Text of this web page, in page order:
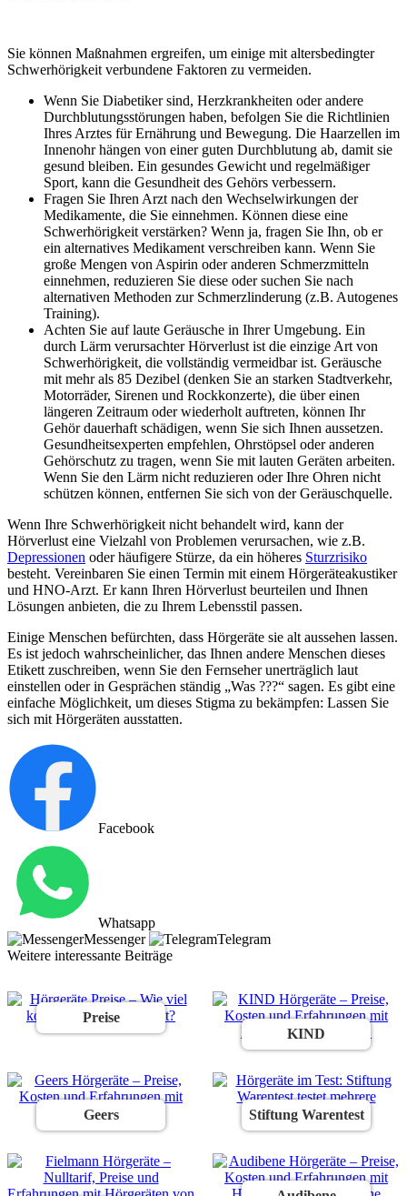
Sie können Maßnahmen ergreifen, um einige mit altersbedingter
Schwerhörigkeit verbundene Faktoren zu vermeiden.
Wenn Sie Diabetiker sind, Herzkrankheiten oder andere
Durchblutungsstörungen haben, befolgen Sie die Richtlinien
Ihres Arztes für Ernährung und Bewegung. Die Haarzellen im
Innenohr hängen von einer guten Durchblutung ab, damit sie
gesund bleiben. Ein gesundes Gewicht und regelmäßiger
Sport, kann die Gesundheit des Gehörs verbessern.
Fragen Sie Ihren Arzt nach den Wechselwirkungen der
Medikamente, die Sie einnehmen. Können diese eine
Schwerhörigkeit verstärken? Wenn ja, fragen Sie Ihn, ob er
ein alternatives Medikament verschreiben kann. Wenn Sie
große Mengen von Aspirin oder anderen Schmerzmitteln
einnehmen, reduzieren Sie diese oder suchen Sie nach
alternativen Methoden zur Schmerzlinderung (z.B. Autogenes
Training).
Achten Sie auf laute Geräusche in Ihrer Umgebung. Ein
durch Lärm verursachter Hörverlust ist die einzige Art von
Schwerhörigkeit, die vollständig vermeidbar ist. Geräusche
mit mehr als 85 Dezibel (denken Sie an starken Stadtverkehr,
Motorräder, Sirenen und Rockkonzerte), die über einen
längeren Zeitraum oder wiederholt auftreten, können Ihr
Gehör dauerhaft schädigen, wenn Sie sich Ihnen aussetzen.
Gesundheitsexperten empfehlen, Ohrstöpsel oder anderen
Gehörschutz zu tragen, wenn Sie mit lauten Geräten arbeiten.
Wenn Sie den Lärm nicht reduzieren oder Ihre Ohren nicht
schützen können, entfernen Sie sich von der Geräuschquelle.
Wenn Ihre Schwerhörigkeit nicht behandelt wird, kann der
Hörverlust eine Vielzahl von Problemen verursachen, wie z.B.
Depressionen oder häufigere Stürze, da ein höheres Sturzrisiko
besteht. Vereinbaren Sie einen Termin mit einem Hörgeräteakustiker
und HNO-Arzt. Er kann Ihren Hörverlust beurteilen und Ihnen
Lösungen anbieten, die zu Ihrem Lebensstil passen.
Einige Menschen befürchten, dass Hörgeräte sie alt aussehen lassen.
Es ist jedoch wahrscheinlicher, das Ihnen andere Menschen dieses
Etikett zuschreiben, wenn Sie den Fernseher unerträglich laut
einstellen oder in Gesprächen ständig „Was ???“ sagen. Es gibt eine
einfache Möglichkeit, um dieses Stigma zu bekämpfen: Lassen Sie
sich mit Hörgeräten ausstatten.
Facebook
Whatsapp
Messenger
Telegram
Weitere interessante Beiträge
Preise
KIND
Geers Stiftung Warentest